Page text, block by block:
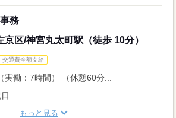
務
区/神宮丸太町駅（徒歩 10分）
交通費全額支給
働：7時間） （休憩60分...
もっと見る